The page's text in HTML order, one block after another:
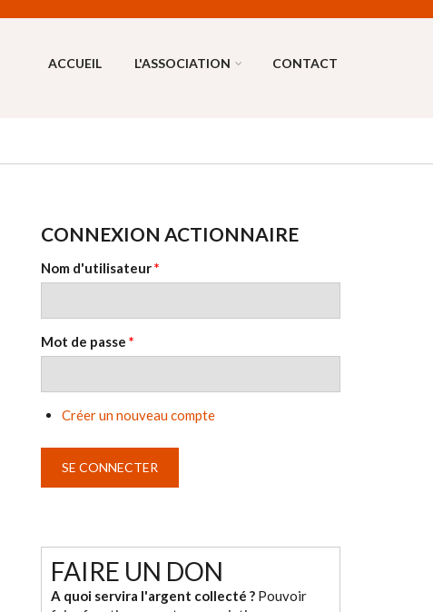
ACCUEIL L'ASSOCIATION CONTACT
CONNEXION ACTIONNAIRE
Nom d'utilisateur*
Mot de passe *
Créer un nouveau compte
FAIRE UN DON
A quoi servira l'argent collecté ? Pouvoir